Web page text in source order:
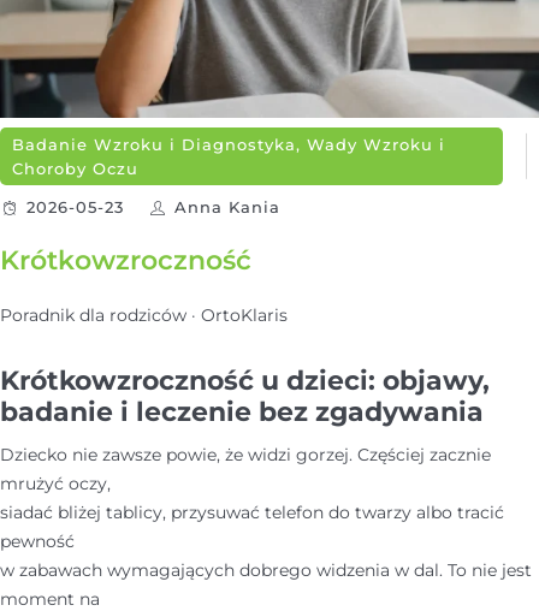
Badanie Wzroku i Diagnostyka, Wady Wzroku i
Choroby Oczu
2026-05-23
Anna Kania
Krótkowzroczność
Poradnik dla rodziców · OrtoKlaris
Krótkowzroczność u dzieci: objawy,
badanie i leczenie bez zgadywania
Dziecko nie zawsze powie, że widzi gorzej. Częściej zacznie
mrużyć oczy,
siadać bliżej tablicy, przysuwać telefon do twarzy albo tracić
pewność
w zabawach wymagających dobrego widzenia w dal. To nie jest
moment na